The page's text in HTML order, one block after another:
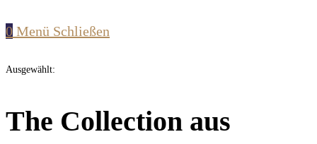
0 Menü Schließen
Ausgewählt:
The Collection aus